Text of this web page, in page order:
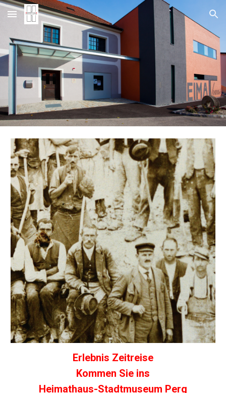
Skip to main content Skip to navigation
Erlebnis Zeitreise
Kommen Sie ins
Heimathaus-Stadtmuseum Perg